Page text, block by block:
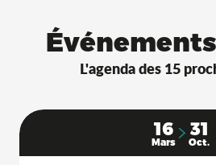
L'agenda des 15
16
Mars
31
Oct.